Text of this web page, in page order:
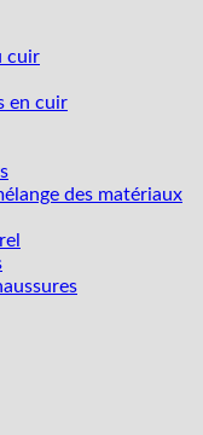
cuir
en cuir
des matériaux